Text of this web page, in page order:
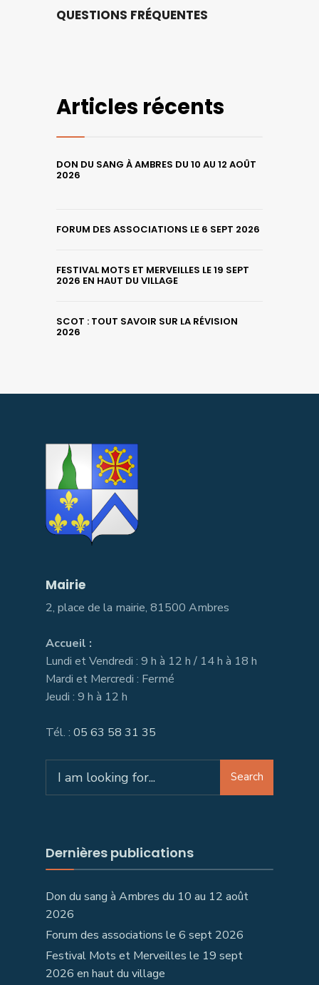
QUESTIONS FRÉQUENTES
Articles récents
DON DU SANG À AMBRES DU 10 AU 12 AOÛT
2026
FORUM DES ASSOCIATIONS LE 6 SEPT 2026
FESTIVAL MOTS ET MERVEILLES LE 19 SEPT
2026 EN HAUT DU VILLAGE
SCOT : TOUT SAVOIR SUR LA RÉVISION
2026
Mairie
2, place de la mairie, 81500 Ambres
Accueil :
Lundi et Vendredi : 9 h à 12 h / 14 h à 18 h
Mardi et Mercredi : Fermé
Jeudi : 9 h à 12 h
Tél. : 05 63 58 31 35
Search
Dernières publications
Don du sang à Ambres du 10 au 12 août
2026
Forum des associations le 6 sept 2026
Festival Mots et Merveilles le 19 sept
2026 en haut du village